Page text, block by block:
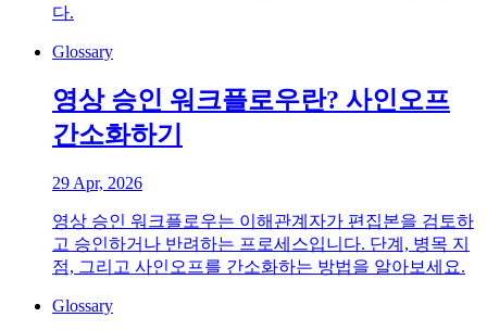
다.
Glossary
영상 승인 워크플로우란? 사인오프
간소화하기
29 Apr, 2026
영상 승인 워크플로우는 이해관계자가 편집본을 검토하
고 승인하거나 반려하는 프로세스입니다. 단계, 병목 지
점, 그리고 사인오프를 간소화하는 방법을 알아보세요.
Glossary